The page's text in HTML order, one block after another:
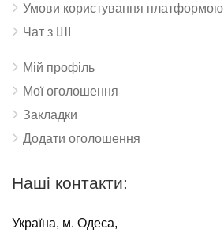
Умови користування платформою
Чат з ШІ
Мій профіль
Мої оголошення
Закладки
Додати оголошення
Наші контакти:
Україна, м. Одеса,